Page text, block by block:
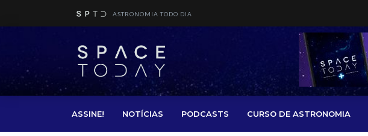
ASTRONOMIA TODO DIA
ASSINE! NOTÍCIAS PODCASTS CURSO DE ASTRONOMIA